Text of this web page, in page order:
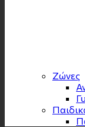
Zώνες